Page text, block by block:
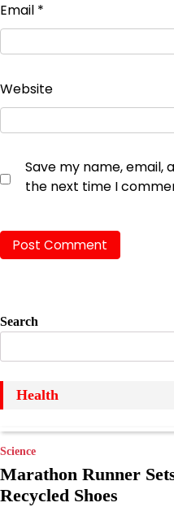
Email *
Website
Save my name, email,
the next time I
Search
Health
Science
Marathon Runner
Recycled ShoesScience